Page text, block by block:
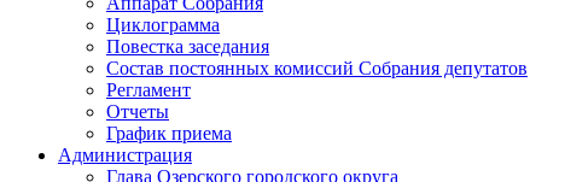
Циклограмма
Повестка заседания
Состав постоянных комиссий Собрания депутатов
Регламент
Отчеты
График приема
Администрация
Глава Озерского городского округа